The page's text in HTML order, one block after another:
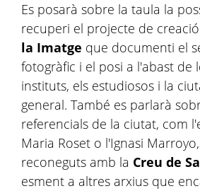
Es posarà sobre la taula la
recuperi el projecte de
la Imatge que documenti el
fotogràfic i el posi a l'abast de
instituts, els estudiosos i la
general. També es parlarà
referencials de la ciutat, com
Maria Roset o l'Ignasi
reconeguts amb la Creu de
esment a altres arxius que